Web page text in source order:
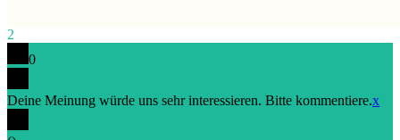
2
0
Deine Meinung würde uns sehr interessieren. Bitte kommentiere.x